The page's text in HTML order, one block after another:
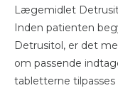
Lægemidlet
Inden patienten
Detrusitol, er det
om passende
tabletterne